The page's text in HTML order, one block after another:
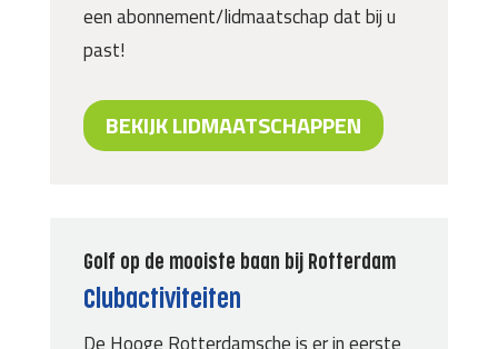
een abonnement/lidmaatschap dat bij u
past!
BEKIJK LIDMAATSCHAPPEN
Golf op de mooiste baan bij Rotterdam
Clubactiviteiten
De Hooge Rotterdamsche is er in eerste